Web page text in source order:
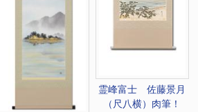
霊峰富士 佐藤景月
（尺八横）肉筆！